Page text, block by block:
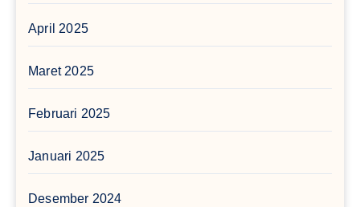
April 2025
Maret 2025
Februari 2025
Januari 2025
Desember 2024